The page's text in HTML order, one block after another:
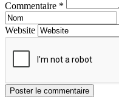
Commentaire *
Website